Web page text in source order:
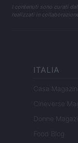
I contenuti sono curati
realizzati in
ITALIA
Casa Magazine
Cineverse
Donne
Food Blog